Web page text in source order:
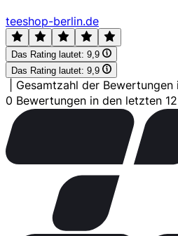
teeshop-berlin.de
Das Rating lautet: 9,9
Das Rating lautet: 9,9
Gesamtzahl der Bewertungen
0 Bewertungen in den letzten